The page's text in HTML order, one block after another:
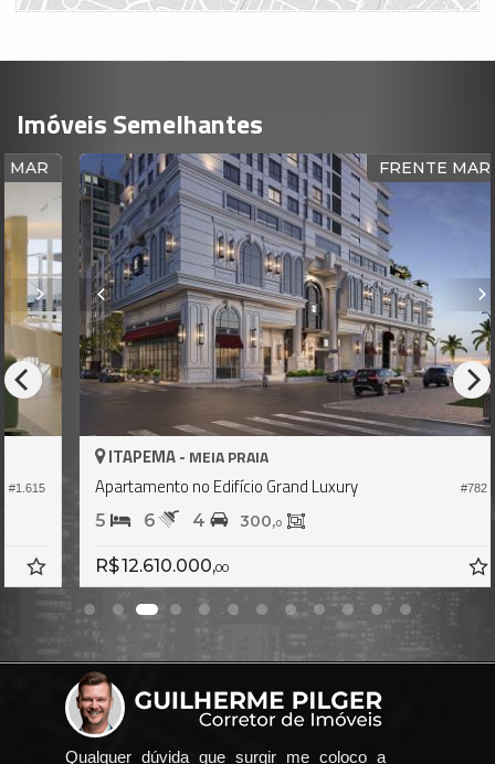
Imóveis Semelhantes
FRENTE MAR
ITAPEMA -MEIA PRAIA
Apartamento no Edifício Grand Luxury
6 4 300,
R$ 12.610.000,00
Qualquer dúvida que surgir me coloco a